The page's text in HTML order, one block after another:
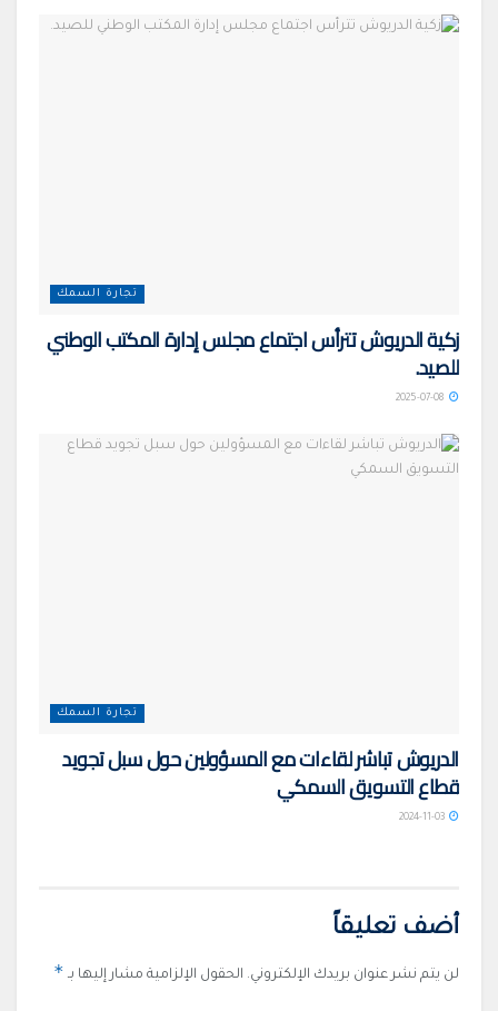
تجارة السمك
زكية الدريوش تترأس اجتماع مجلس إدارة المكتب الوطني
للصيد.
تجارة السمك
الدريوش تباشر لقاءات مع المسؤولين حول سبل تجويد
قطاع التسويق السمكي
أضف تعليقاً
لن يتم نشر عنوان بريدك الإلكتروني. الحقول الإلزامية مشار إليها بـ *